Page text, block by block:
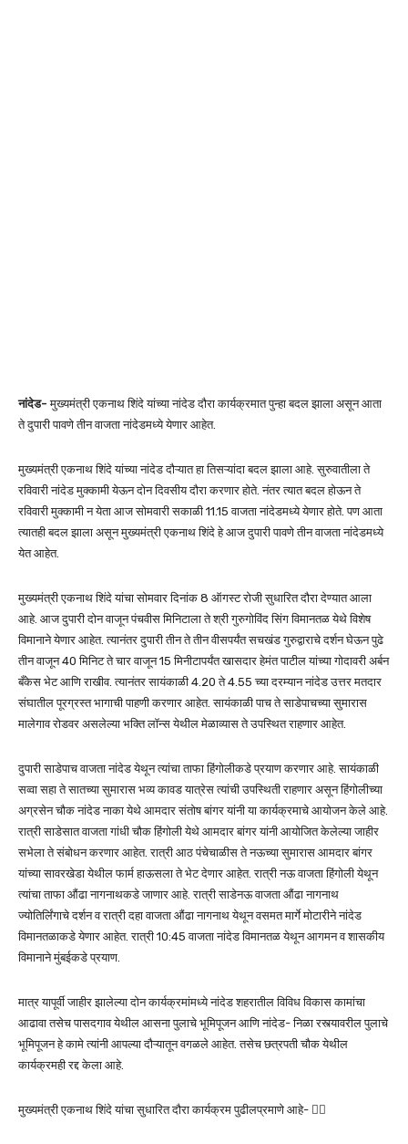
नांदेड-मुख्यमंत्री एकनाथ शिंदे यांच्या नांदेड दौरा कार्यक्रमात पुन्हा बदल झाला असून आता
ते दुपारी पावणे तीन वाजता नांदेडमध्ये येणार आहेत.
मुख्यमंत्री एकनाथ शिंदे यांच्या नांदेड दौऱ्यात हा तिसऱ्यांदा बदल झाला आहे. सुरुवातीला ते
रविवारी नांदेड मुक्कामी येऊन दोन दिवसीय दौरा करणार होते. नंतर त्यात बदल होऊन ते
रविवारी मुक्कामी न येता आज सोमवारी सकाळी 11.15 वाजता नांदेडमध्ये येणार होते. पण आता
त्यातही बदल झाला असून मुख्यमंत्री एकनाथ शिंदे हे आज दुपारी पावणे तीन वाजता नांदेडमध्ये
येत आहेत.
मुख्यमंत्री एकनाथ शिंदे यांचा सोमवार दिनांक 8 ऑगस्ट रोजी सुधारित दौरा देण्यात आला
आहे. आज दुपारी दोन वाजून पंचवीस मिनिटाला ते श्री गुरुगोविंद सिंग विमानतळ येथे विशेष
विमानाने येणार आहेत. त्यानंतर दुपारी तीन ते तीन वीसपर्यंत सचखंड गुरुद्वाराचे दर्शन घेऊन पुढे
तीन वाजून 40 मिनिट ते चार वाजून 15 मिनीटापर्यंत खासदार हेमंत पाटील यांच्या गोदावरी अर्बन
बँकेस भेट आणि राखीव. त्यानंतर सायंकाळी 4.20 ते 4.55 च्या दरम्यान नांदेड उत्तर मतदार
संघातील पूरग्रस्त भागाची पाहणी करणार आहेत. सायंकाळी पाच ते साडेपाचच्या सुमारास
मालेगाव रोडवर असलेल्या भक्ति लॉन्स येथील मेळाव्यास ते उपस्थित राहणार आहेत.
दुपारी साडेपाच वाजता नांदेड येथून त्यांचा ताफा हिंगोलीकडे प्रयाण करणार आहे. सायंकाळी
सव्वा सहा ते सातच्या सुमारास भव्य कावड यात्रेस त्यांची उपस्थिती राहणार असून हिंगोलीच्या
अग्रसेन चौक नांदेड नाका येथे आमदार संतोष बांगर यांनी या कार्यक्रमाचे आयोजन केले आहे.
रात्री साडेसात वाजता गांधी चौक हिंगोली येथे आमदार बांगर यांनी आयोजित केलेल्या जाहीर
सभेला ते संबोधन करणार आहेत. रात्री आठ पंचेचाळीस ते नऊच्या सुमारास आमदार बांगर
यांच्या सावरखेडा येथील फार्म हाऊसला ते भेट देणार आहेत. रात्री नऊ वाजता हिंगोली येथून
त्यांचा ताफा औंढा नागनाथकडे जाणार आहे. रात्री साडेनऊ वाजता औंढा नागनाथ
ज्योतिर्लिंगाचे दर्शन व रात्री दहा वाजता औंढा नागनाथ येथून वसमत मार्गे मोटारीने नांदेड
विमानतळाकडे येणार आहेत. रात्री 10:45 वाजता नांदेड विमानतळ येथून आगमन व शासकीय
विमानाने मुंबईकडे प्रयाण.
मात्र यापूर्वी जाहीर झालेल्या दोन कार्यक्रमांमध्ये नांदेड शहरातील विविध विकास कामांचा
आढावा तसेच पासदगाव येथील आसना पुलाचे भूमिपूजन आणि नांदेड- निळा रस्त्यावरील पुलाचे
भूमिपूजन हे कामे त्यांनी आपल्या दौऱ्यातून वगळले आहेत. तसेच छत्रपती चौक येथील
कार्यक्रमही रद्द केला आहे.
मुख्यमंत्री एकनाथ शिंदे यांचा सुधारित दौरा कार्यक्रम पुढीलप्रमाणे आहे- 👇🏻